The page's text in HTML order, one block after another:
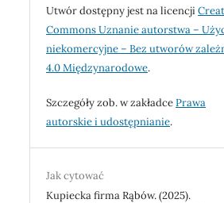
Utwór dostępny jest na licencji
Commons Uznanie autorstwa –
niekomercyjne – Bez utworów
4.0 Międzynarodowe.
Szczegóły zob. w zakładcePrawa
autorskie i udostępnianie.
Jak cytować
Kupiecka firma Rąbów. (2025).